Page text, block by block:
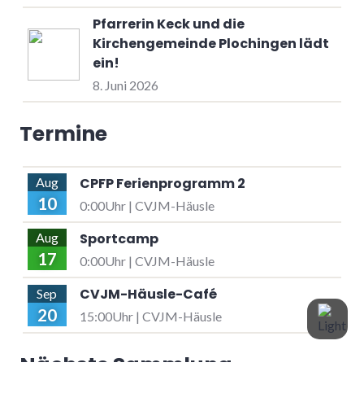
Pfarrerin Keck und die
Kirchengemeinde Plochingen lädt
ein!
8. Juni 2026
Termine
Aug
10
CPFP Ferienprogramm 2
0:00Uhr | CVJM-Häusle
Aug
17
Sportcamp
0:00Uhr | CVJM-Häusle
Sep
20
CVJM-Häusle-Café
15:00Uhr | CVJM-Häusle
Nächste Sammlung